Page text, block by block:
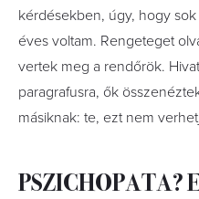
kérdésekben, úgy, hogy
éves voltam. Rengeteget
vertek meg a rendőrök.
paragrafusra, ők
másiknak: te, ezt nem
PSZICHOPATA?